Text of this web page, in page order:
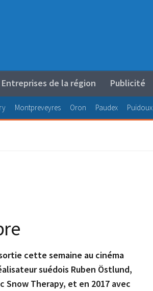
Entreprises de la région Publicité
Montpreveyres Oron Paudex Puidoux
cette semaine au cinéma
suédois Ruben Östlund,
Snow Therapy, et en 2017 avec